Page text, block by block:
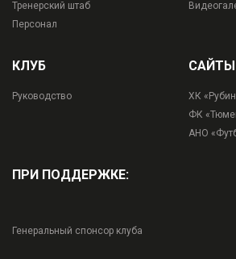
Тренерский штаб
Персонал
КЛУБ
Руководство
САЙТЫ
ХК
ФК
АНО
ПРИ ПОДДЕРЖКЕ:
Генеральный спонсор клуба